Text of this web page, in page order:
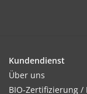
Kundendienst
Über uns
BIO-Zertifizierung /